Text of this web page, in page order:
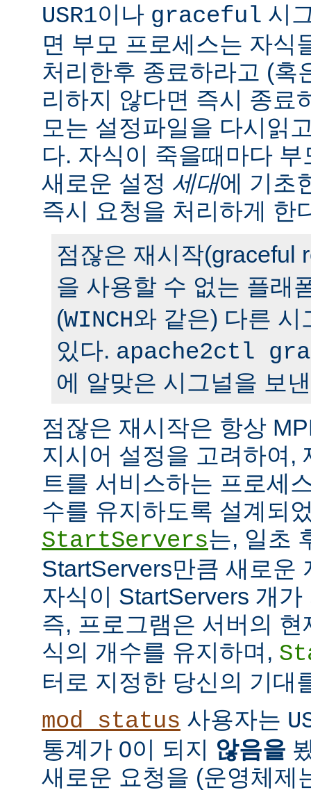
USR1이나 graceful 시
면 부모 프로세스는 자식
처리한후 종료하라고 (혹
리하지 않다면 즉시 종료
모는 설정파일을 다시읽
다. 자식이 죽을때마다
새로운 설정 세대에 기초
즉시 요청을 처리하게 한
점잖은 재시작(graceful
을 사용할 수 없는 플래
(WINCH와 같은) 다른 시
있다. apache2ctl
에 알맞은 시그널을 보
점잖은 재시작은 항상
지시어 설정을 고려하여,
트를 서비스하는 프로세
수를 유지하도록 설계되
StartServers는, 일초
StartServers만큼 새로운
자식이 StartServers 개
즉, 프로그램은 서버의
식의 개수를 유지하며,
터로 지정한 당신의 기대
mod_status 사용자는
통계가 0이 되지 않음을
새로운 요청을 (운영체제